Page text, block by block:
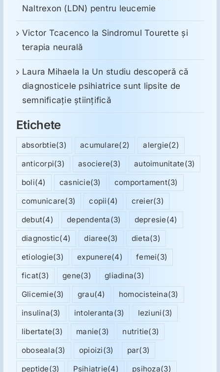
Naltrexon (LDN) pentru leucemie
Victor Tcacenco la Sindromul Tourette şi
terapia neurală
Laura Mihaela la Un studiu descoperă că
diagnosticele psihiatrice sunt lipsite de
semnificație științifică
Etichete
absorbtie(3) acumulare(2) alergie(2)
anticorpi(3) asociere(3) autoimunitate(3)
boli(4) casnicie(3) comportament(3)
comunicare(3) copii(4) creier(3)
debut(4) dependenta(3) depresie(4)
diagnostic(4) diaree(3) dieta(3)
etiologie(3) expunere(4) femei(3)
ficat(3) gene(3) gliadina(3)
Glicemie(3) grau(4) homocisteina(3)
insulina(3) intoleranta(3) leziuni(3)
libertate(3) manie(3) nutritie(3)
oboseala(3) opioizi(3) par(3)
peptide(3) Psihiatrie(4) psihoza(3)